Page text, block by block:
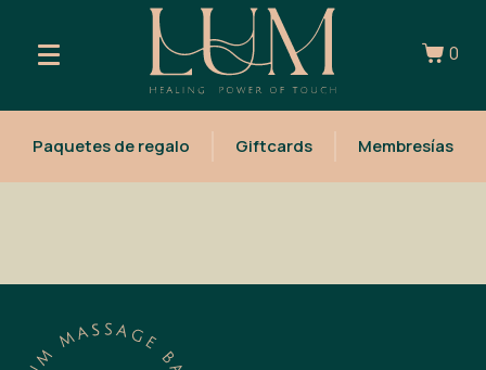
0
Paquetes de regalo Giftcards Membresías